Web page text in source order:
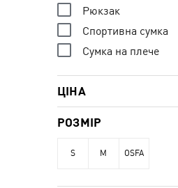
Рюкзак
Спортивна сумка
Сумка на плече
ЦІНА
РОЗМІР
S M OSFA